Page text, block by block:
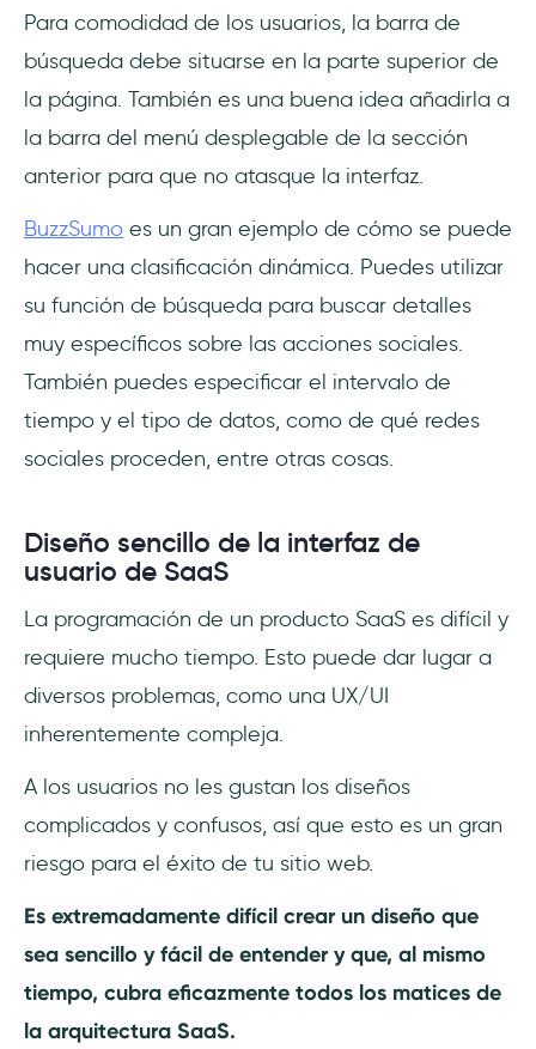
Para comodidad de los usuarios, la barra de
búsqueda debe situarse en la parte superior de
la página. También es una buena idea añadirla a
la barra del menú desplegable de la sección
anterior para que no atasque la interfaz.
BuzzSumo es un gran ejemplo de cómo se puede
hacer una clasificación dinámica. Puedes utilizar
su función de búsqueda para buscar detalles
muy específicos sobre las acciones sociales.
También puedes especificar el intervalo de
tiempo y el tipo de datos, como de qué redes
sociales proceden, entre otras cosas.
Diseño sencillo de la interfaz de
usuario de SaaS
La programación de un producto SaaS es difícil y
requiere mucho tiempo. Esto puede dar lugar a
diversos problemas, como una UX/UI
inherentemente compleja.
A los usuarios no les gustan los diseños
complicados y confusos, así que esto es un gran
riesgo para el éxito de tu sitio web.
Es extremadamente difícil crear un diseño que
sea sencillo y fácil de entender y que, al mismo
tiempo, cubra eficazmente todos los matices de
la arquitectura SaaS.